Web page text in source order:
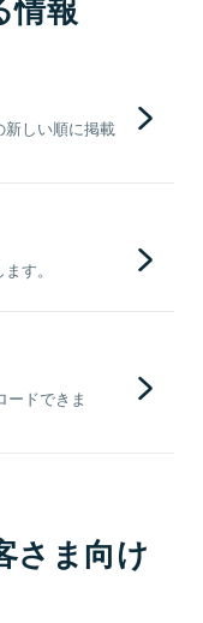
情報
しい順に掲載
す。
ードできま
さま向け